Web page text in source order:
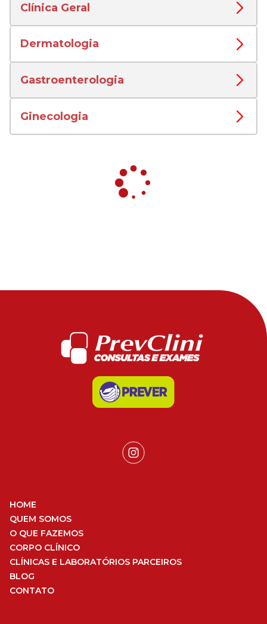
Clínica Geral
Dermatologia
Gastroenterologia
Ginecologia
HOME
QUEM SOMOS
O QUE FAZEMOS
CORPO CLÍNICO
CLÍNICAS E LABORATÓRIOS PARCEIROS
BLOG
CONTATO